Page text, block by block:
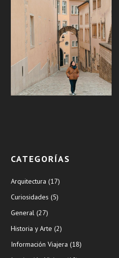
CATEGORÍAS
Arquitectura (17)
Curiosidades (5)
General (27)
Historia y Arte (2)
Información Viajera (18)